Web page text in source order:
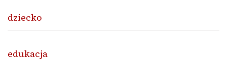
dziecko
edukacja